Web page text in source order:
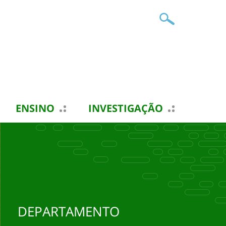
ENSINO INVESTIGAÇÃO
DEPARTAMENTO